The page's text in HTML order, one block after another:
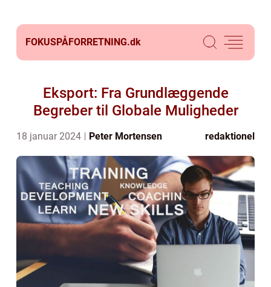
FOKUSPÅFORRETNING.dk
Eksport: Fra Grundlæggende
Begreber til Globale Muligheder
18 januar 2024 Peter Mortensen redaktionel